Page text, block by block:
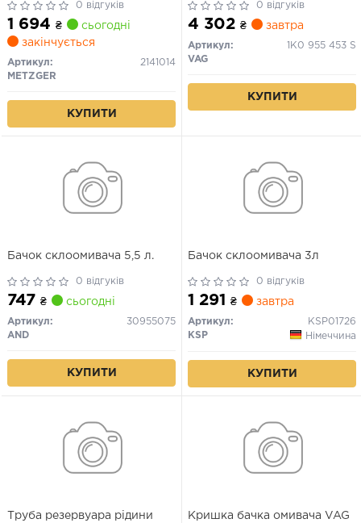
0 відгуків
1 694 ₴
сьогодні
закінчується
Артикул:
2141014
METZGER
КУПИТИ
0 відгуків
4 302 ₴ завтра
Артикул:
1K0 955 453 S
VAG
КУПИТИ
Бачок склоомивача 5,5 л.
0 відгуків
747 ₴ сьогодні
Артикул:
30955075
AND
КУПИТИ
Бачок склоомивача 3л
0 відгуків
1 291 ₴ завтра
Артикул:
KSP01726
KSP
Німеччина
КУПИТИ
Труба резервуара рідини
Кришка бачка омивача VAG